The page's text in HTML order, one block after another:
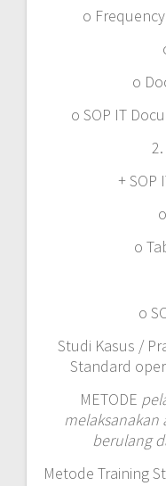
o
o
o SOP IT
+ SOP
o
o
Studi Kasus /
Standard
METODE
melaksanakan
berulang
Metode Training